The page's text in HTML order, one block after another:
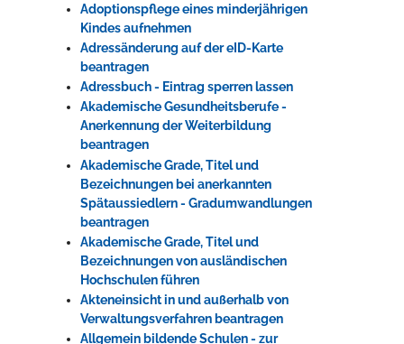
Adoptionspflege eines minderjährigen
Kindes aufnehmen
Adressänderung auf der eID-Karte
beantragen
Adressbuch - Eintrag sperren lassen
Akademische Gesundheitsberufe -
Anerkennung der Weiterbildung
beantragen
Akademische Grade, Titel und
Bezeichnungen bei anerkannten
Spätaussiedlern - Gradumwandlungen
beantragen
Akademische Grade, Titel und
Bezeichnungen von ausländischen
Hochschulen führen
Akteneinsicht in und außerhalb von
Verwaltungsverfahren beantragen
Allgemein bildende Schulen - zur